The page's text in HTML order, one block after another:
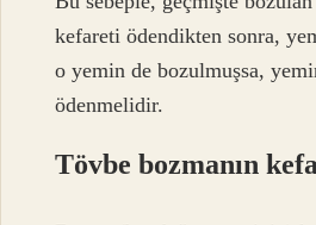
kefareti ödendikten sonra,
o yemin de bozulmuşsa,
ödenmelidir.
Tövbe bozmanın